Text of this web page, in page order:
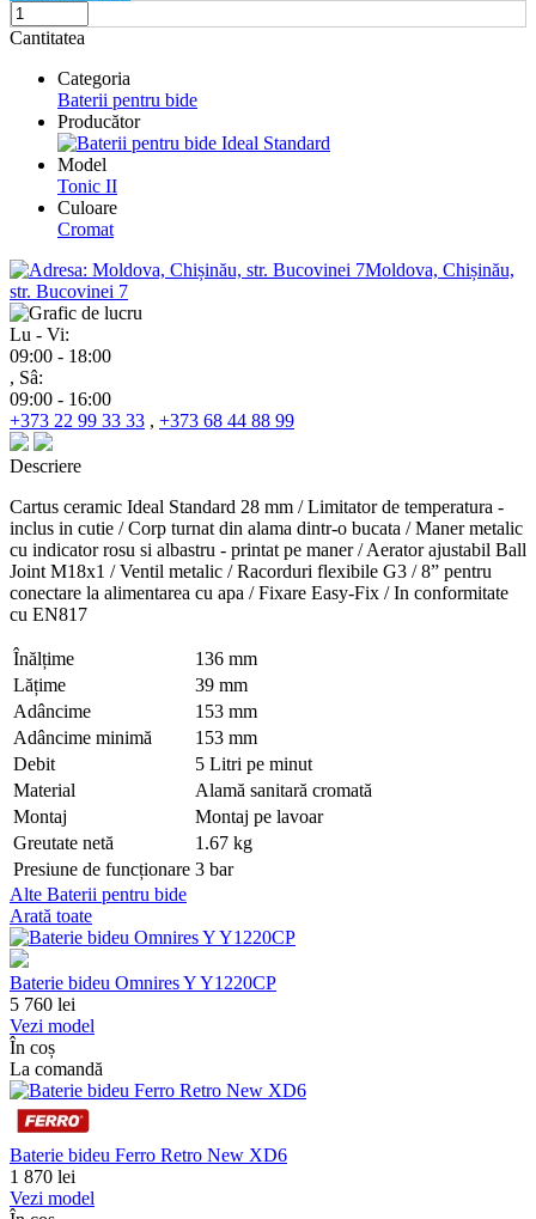
Cantitatea
Categoria
Baterii pentru bide
Producător
Model
Tonic II
Culoare
Cromat
Moldova, Chișinău,
str. Bucovinei 7
Lu - Vi:
09:00 - 18:00
, Sâ:
09:00 - 16:00
+373 22 99 33 33 , +373 68 44 88 99
Descriere
Cartus ceramic Ideal Standard 28 mm / Limitator de temperatura -
inclus in cutie / Corp turnat din alama dintr-o bucata / Maner metalic
cu indicator rosu si albastru - printat pe maner / Aerator ajustabil Ball
Joint M18x1 / Ventil metalic / Racorduri flexibile G3 / 8” pentru
conectare la alimentarea cu apa / Fixare Easy-Fix / In conformitate
cu EN817
Înălțime
136 mm
Lățime
39 mm
Adâncime
153 mm
Adâncime minimă
153 mm
Debit
5 Litri pe minut
Material
Alamă sanitară cromată
Montaj
Montaj pe lavoar
Greutate netă
1.67 kg
Presiune de funcționare 3 bar
Alte Baterii pentru bide
Arată toate
Baterie bideu Omnires Y Y1220CP
5 760 lei
Vezi model
În coș
La comandă
Baterie bideu Ferro Retro New XD6
1 870 lei
Vezi model